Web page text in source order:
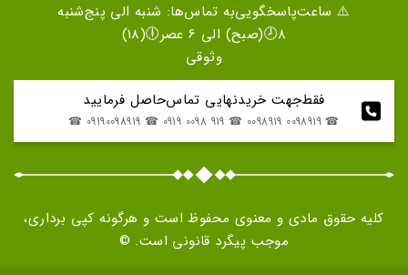
⚠️ ساعت‌پاسخگویی‌به تماس‌ها: شنبه الی پنج‌شنبه
8🕗(صبح) الی 6 عصر🕕(18)
وثوقی
فقط‌جهت خریدنهایی تماس‌حاصل فرمایید
☎ 0098919 0098919 ☎ 919 0098 0919 ☎ 09190098919 ☎
کلیه حقوق مادی و معنوی محفوظ است و هرگونه کپی برداری،
موجب پیگرد قانونی است. ©